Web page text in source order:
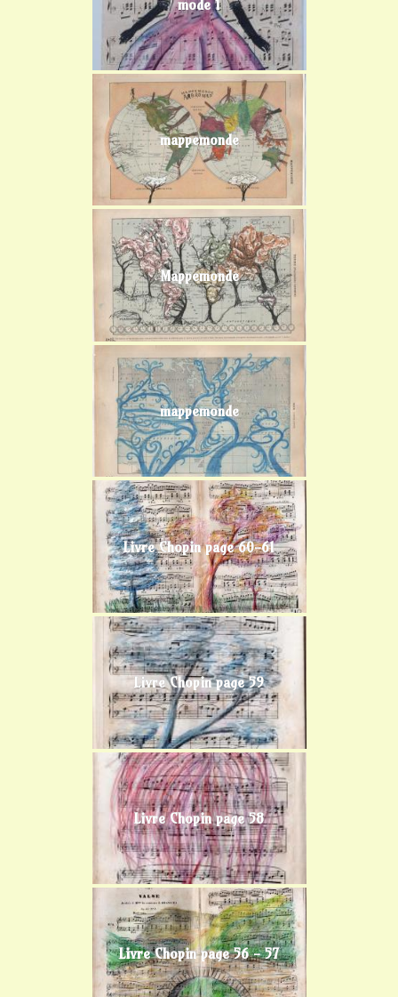
mode 1
mappemonde
Mappemonde
mappemonde
Livre Chopin page 60-61
Livre Chopin page 59
Livre Chopin page 58
Livre Chopin page 56 - 57